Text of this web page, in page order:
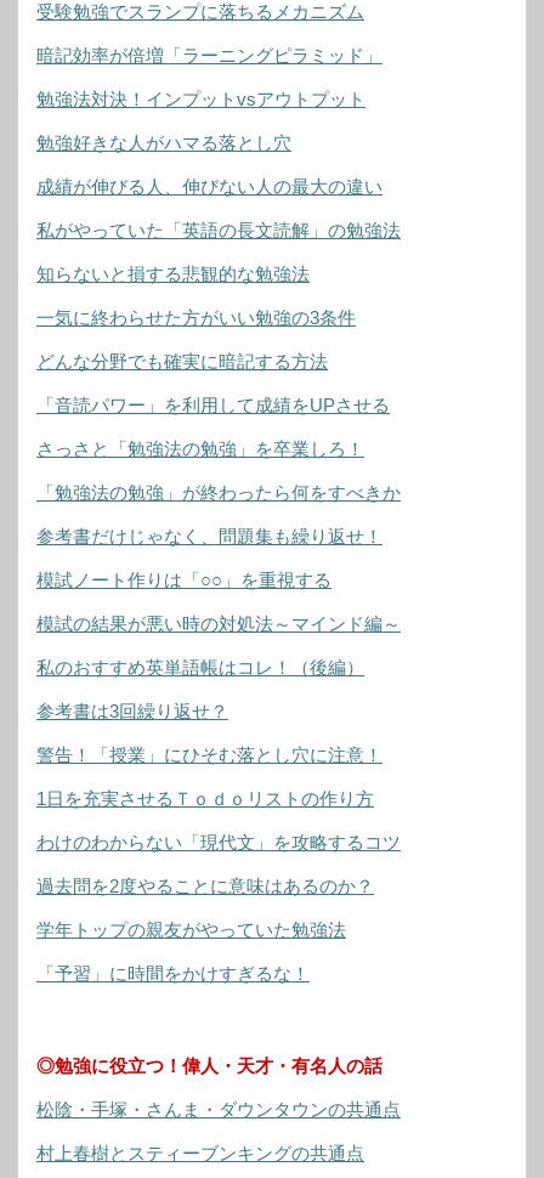
受験勉強でスランプに落ちるメカニズム
暗記効率が倍増「ラーニングピラミッド」
勉強法対決！インプットvsアウトプット
勉強好きな人がハマる落とし穴
成績が伸びる人、伸びない人の最大の違い
私がやっていた「英語の長文読解」の勉強法
知らないと損する悲観的な勉強法
一気に終わらせた方がいい勉強の3条件
どんな分野でも確実に暗記する方法
「音読パワー」を利用して成績をUPさせる
さっさと「勉強法の勉強」を卒業しろ！
「勉強法の勉強」が終わったら何をすべきか
参考書だけじゃなく、問題集も繰り返せ！
模試ノート作りは「○○」を重視する
模試の結果が悪い時の対処法～マインド編～
私のおすすめ英単語帳はコレ！（後編）
参考書は3回繰り返せ？
警告！「授業」にひそむ落とし穴に注意！
1日を充実させるＴｏｄｏリストの作り方
わけのわからない「現代文」を攻略するコツ
過去問を2度やることに意味はあるのか？
学年トップの親友がやっていた勉強法
「予習」に時間をかけすぎるな！
◎勉強に役立つ！偉人・天才・有名人の話
松陰・手塚・さんま・ダウンタウンの共通点
村上春樹とスティーブンキングの共通点